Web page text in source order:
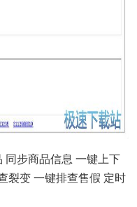
同步商品信息 一键上下
裂变 一键排查售假 定时